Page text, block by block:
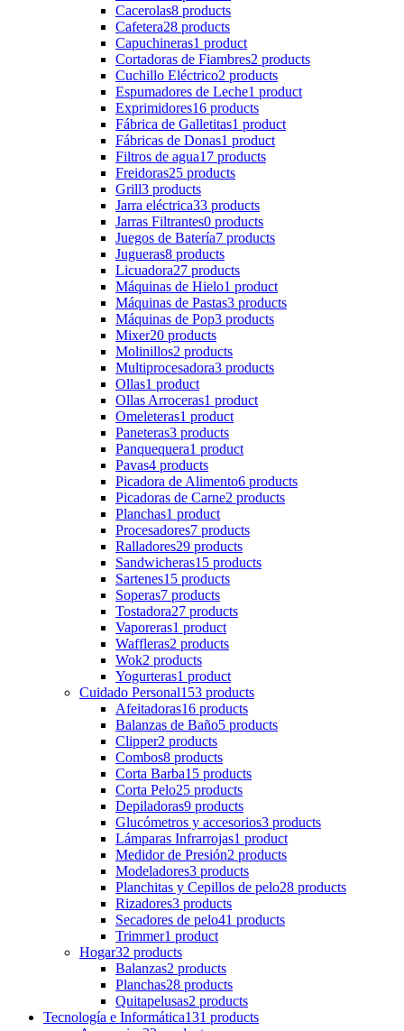
Cacerolas8 products
Cafetera28 products
Capuchineras1 product
Cortadoras de Fiambres2 products
Cuchillo Eléctrico2 products
Espumadores de Leche1 product
Exprimidores16 products
Fábrica de Galletitas1 product
Fábricas de Donas1 product
Filtros de agua17 products
Freidoras25 products
Grill3 products
Jarra eléctrica33 products
Jarras Filtrantes0 products
Juegos de Batería7 products
Jugueras8 products
Licuadora27 products
Máquinas de Hielo1 product
Máquinas de Pastas3 products
Máquinas de Pop3 products
Mixer20 products
Molinillos2 products
Multiprocesadora3 products
Ollas1 product
Ollas Arroceras1 product
Omeleteras1 product
Paneteras3 products
Panquequera1 product
Pavas4 products
Picadora de Alimento6 products
Picadoras de Carne2 products
Planchas1 product
Procesadores7 products
Ralladores29 products
Sandwicheras15 products
Sartenes15 products
Soperas7 products
Tostadora27 products
Vaporeras1 product
Waffleras2 products
Wok2 products
Yogurteras1 product
Cuidado Personal153 products
Afeitadoras16 products
Balanzas de Baño5 products
Clipper2 products
Combos8 products
Corta Barba15 products
Corta Pelo25 products
Depiladoras9 products
Glucómetros y accesorios3 products
Lámparas Infrarrojas1 product
Medidor de Presión2 products
Modeladores3 products
Planchitas y Cepillos de pelo28 products
Rizadores3 products
Secadores de pelo41 products
Trimmer1 product
Hogar32 products
Balanzas2 products
Planchas28 products
Quitapelusas2 products
Tecnología e Informática131 products